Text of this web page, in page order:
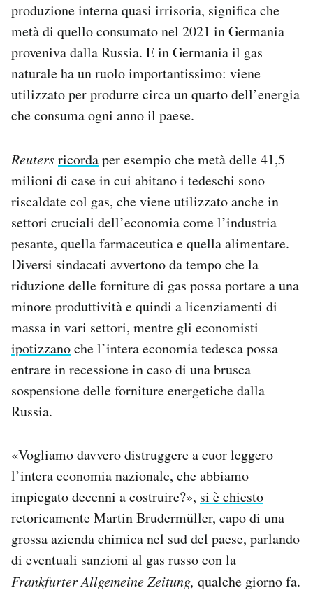
produzione interna quasi irrisoria, significa che
metà di quello consumato nel 2021 in Germania
proveniva dalla Russia. E in Germania il gas
naturale ha un ruolo importantissimo: viene
utilizzato per produrre circa un quarto dell’energia
che consuma ogni anno il paese.
Reutersricordaper esempio che metà delle 41,5
milioni di case in cui abitano i tedeschi sono
riscaldate col gas, che viene utilizzato anche in
settori cruciali dell’economia come l’industria
pesante, quella farmaceutica e quella alimentare.
Diversi sindacati avvertono da tempo che la
riduzione delle forniture di gas possa portare a una
minore produttività e quindi a licenziamenti di
massa in vari settori, mentre gli economisti
ipotizzanoche l’intera economia tedesca possa
entrare in recessione in caso di una brusca
sospensione delle forniture energetiche dalla
Russia.
«Vogliamo davvero distruggere a cuor leggero
l’intera economia nazionale, che abbiamo
impiegato decenni a costruire?», si è chiesto
retoricamente Martin Brudermüller, capo di una
grossa azienda chimica nel sud del paese, parlando
di eventuali sanzioni al gas russo con la
Frankfurter Allgemeine Zeitung, qualche giorno fa.